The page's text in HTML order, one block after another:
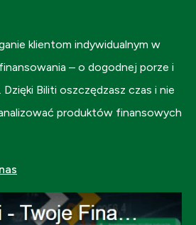
klientom indywidualnym w
– o dogodnej porze i
Biliti oszczędzasz czas i nie
produktów finansowych